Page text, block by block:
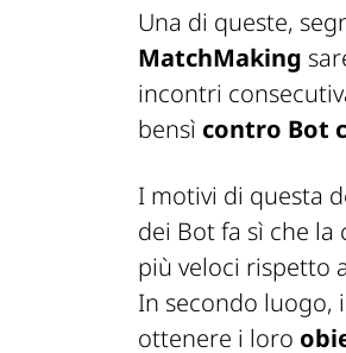
Una di queste,
MatchMaking
incontri
bensì contro Bot
I motivi di questa
dei Bot fa sì che
più veloci rispetto
In secondo luogo,
ottenere i loro